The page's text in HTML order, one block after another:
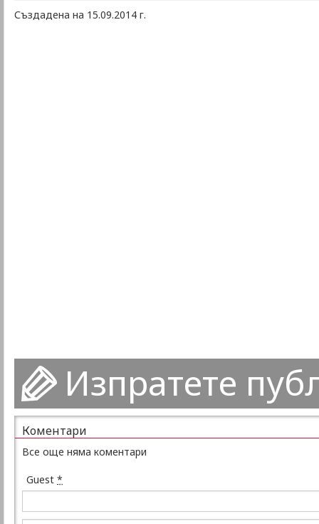
Създадена на 15.09.2014 г.
Изпратете
Коментари
Все още няма коментари
Guest *